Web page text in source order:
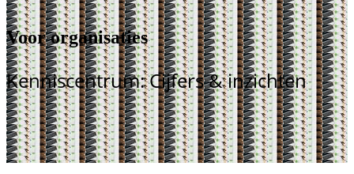
Voor organisaties
Kenniscentrum: Cijfers & inzichten